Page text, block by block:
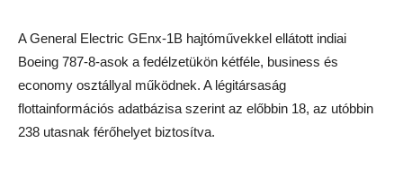
A General Electric GEnx-1B hajtóművekkel ellátott indiai
Boeing 787-8-asok a fedélzetükön kétféle, business és
economy osztállyal működnek. A légitársaság
flottainformációs adatbázisa szerint az előbbin 18, az utóbbin
238 utasnak férőhelyet biztosítva.